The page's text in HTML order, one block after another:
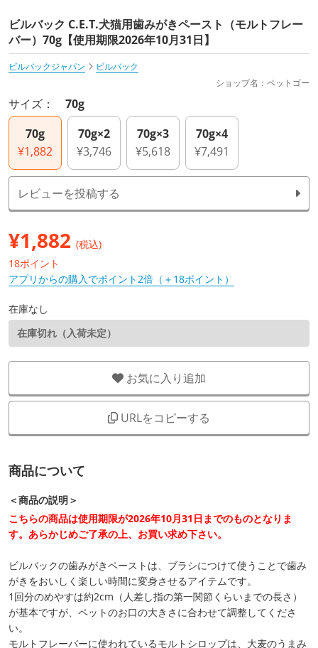
ビルバック C.E.T.犬猫用歯みがきペースト（モルトフレー
バー）70g【使用期限2026年10月31日】
ビルバックジャパン
ビルバック
ショップ名：ペットゴー
サイズ： 70g
70g
¥1,882
70g×2
¥3,746
70g×3
¥5,618
70g×4
¥7,491
レビューを投稿する
¥1,882 (税込)
18ポイント
アプリからの購入でポイント2倍（＋18ポイント）
在庫なし
在庫切れ（入荷未定）
お気に入り追加
URLをコピーする
商品について
＜商品の説明＞
こちらの商品は使用期限が2026年10月31日までのものとなりま
す。あらかじめご了承の上、お買い求め下さい。
ビルバックの歯みがきペーストは、ブラシにつけて使うことで歯み
がきをおいしく楽しい時間に変身させるアイテムです。
1回分のめやすは約2cm（人差し指の第一関節くらいまでの長さ）
が基本ですが、ペットのお口の大きさに合わせて調整してくださ
い。
モルトフレーバーに使われているモルトシロップは、大麦のうまみ